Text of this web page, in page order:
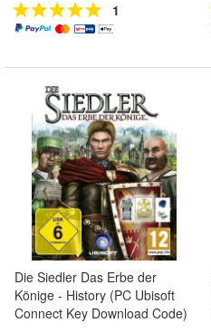
1
Die Siedler Das Erbe der
Könige - History (PC Ubisoft
Connect Key Download Code)